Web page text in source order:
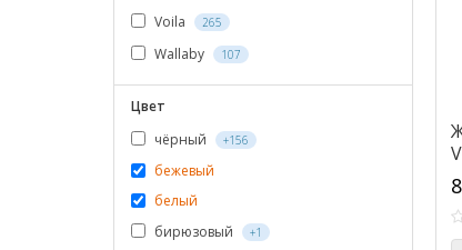
Voila 265
Wallaby 107
Цвет
чёрный
+156
бежевый
белый
бирюзовый
+1